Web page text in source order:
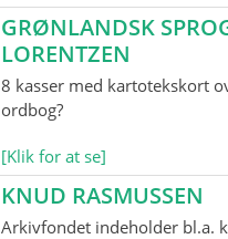
GRØNLANDSK
LORENTZEN
8 kasser med kartotekskort
ordbog?
[Klik for at se]
KNUD RASMUSSEN
Arkivfondet indeholder bl.a.